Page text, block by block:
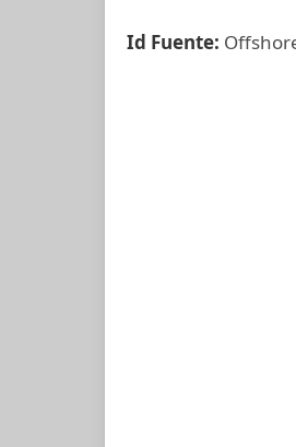
Id Fuente: